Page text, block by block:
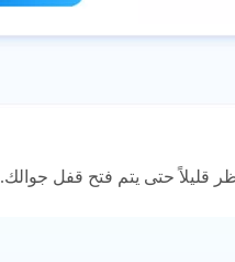
قليلاً حتى يتم فتح قفل جوالك.